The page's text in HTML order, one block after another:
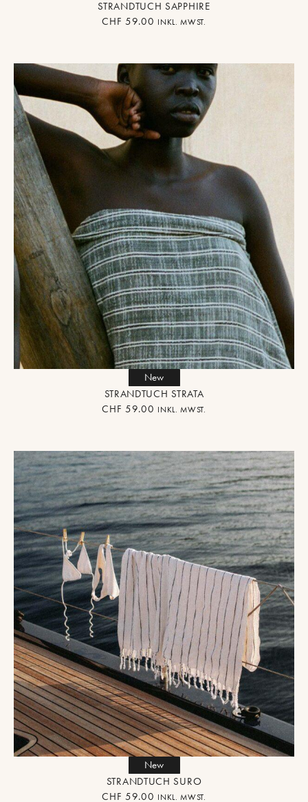
STRANDTUCH SAPPHIRE
CHF 59.00 INKL. MWST.
New
STRANDTUCH STRATA
CHF 59.00 INKL. MWST.
New
STRANDTUCH SURO
CHF 59.00 INKL. MWST.